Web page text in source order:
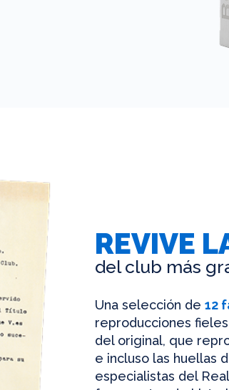
REVIVE
del club más
Una selección de 12
reproducciones
del original, que
e incluso las huellas
especialistas del